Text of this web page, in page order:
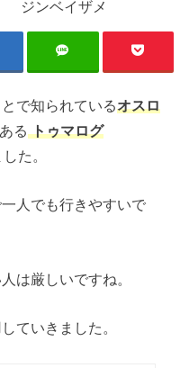
で知られているオスロ
るトゥマログ
た。
人でも行きやすいで
は厳しいですね。
ていきました。